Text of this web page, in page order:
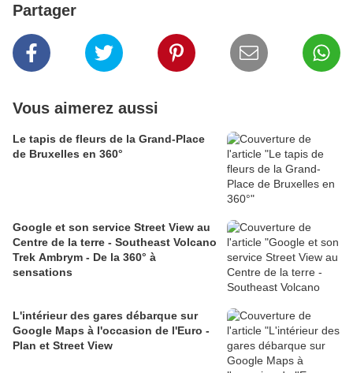
Partager
Vous aimerez aussi
Le tapis de fleurs de la Grand-Place
de Bruxelles en 360°
Google et son service Street View au
Centre de la terre - Southeast Volcano
Trek Ambrym - De la 360° à
sensations
L'intérieur des gares débarque sur
Google Maps à l'occasion de l'Euro -
Plan et Street View